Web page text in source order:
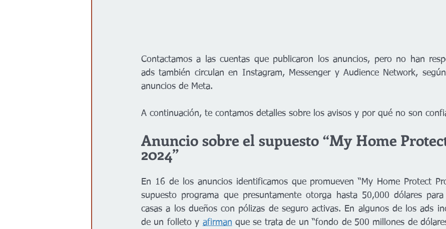
Contactamos a las cuentas que publicaron los anuncios, pero no han
ads también circulan en Instagram, Messenger y Audience Network,
anuncios de Meta.
A continuación, te contamos detalles sobre los avisos y por qué no son
Anuncio sobre el supuesto “My Home
2024”
En 16 de los anuncios identificamos que promueven “My Home Protect
supuesto programa que presuntamente otorga hasta 50,000 dólares para
casas a los dueños con pólizas de seguro activas. En algunos de los ads
de un folleto y afirman que se trata de un “fondo de 500 millones de